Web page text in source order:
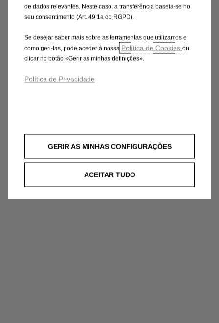
de dados relevantes. Neste caso, a transferência baseia-se no
seu consentimento (Art. 49.1a do RGPD).
Se desejar saber mais sobre as ferramentas que utilizamos e
como geri-las, pode aceder à nossa Política de Cookies ou
clicar no botão «Gerir as minhas definições».
Política de Privacidade
GERIR AS MINHAS CONFIGURAÇÕES
ACEITAR TUDO